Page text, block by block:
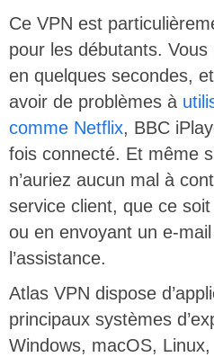
Ce VPN est
pour les débutants.
en quelques secondes,
avoir de problèmes à
comme Netflix, BBC
fois connecté. Et même
n’auriez aucun mal à
service client, que ce
ou en envoyant un e-
l’assistance.
Atlas VPN dispose
principaux systèmes
Windows, macOS,